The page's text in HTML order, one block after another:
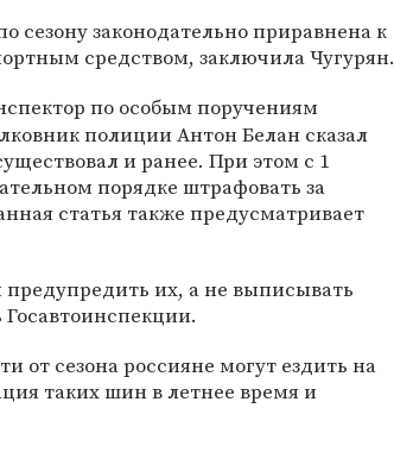
сезону законодательно приравнена к
средством, заключила Чугурян.
по особым поручениям
полиции Антон Белан сказал
и ранее. При этом с 1
порядке штрафовать за
статья также предусматривает
их, а не выписывать
от сезона россияне могут ездить на
таких шин в летнее время и